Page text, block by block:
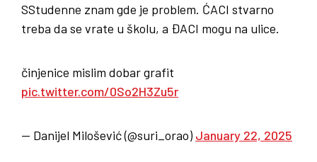
SStudenne znam gde je problem. ĆACI stvarno
treba da se vrate u školu, a ĐACI mogu na ulice.
činjenice mislim dobar grafit
pic.twitter.com/0So2H3Zu5r
— Danijel Milošević (@suri_orao) January 22, 2025